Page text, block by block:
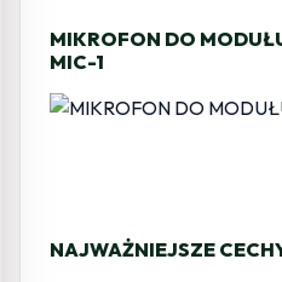
MIKROFON DO
MIC-1
NAJWAŻNIEJSZE